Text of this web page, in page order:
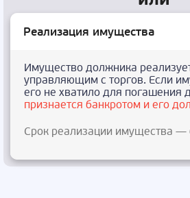
Реализация имущества
Имущество должника
управляющим с торгов. Если
его не хватило для погашения
признается банкротом и его
Срок реализации имущества —